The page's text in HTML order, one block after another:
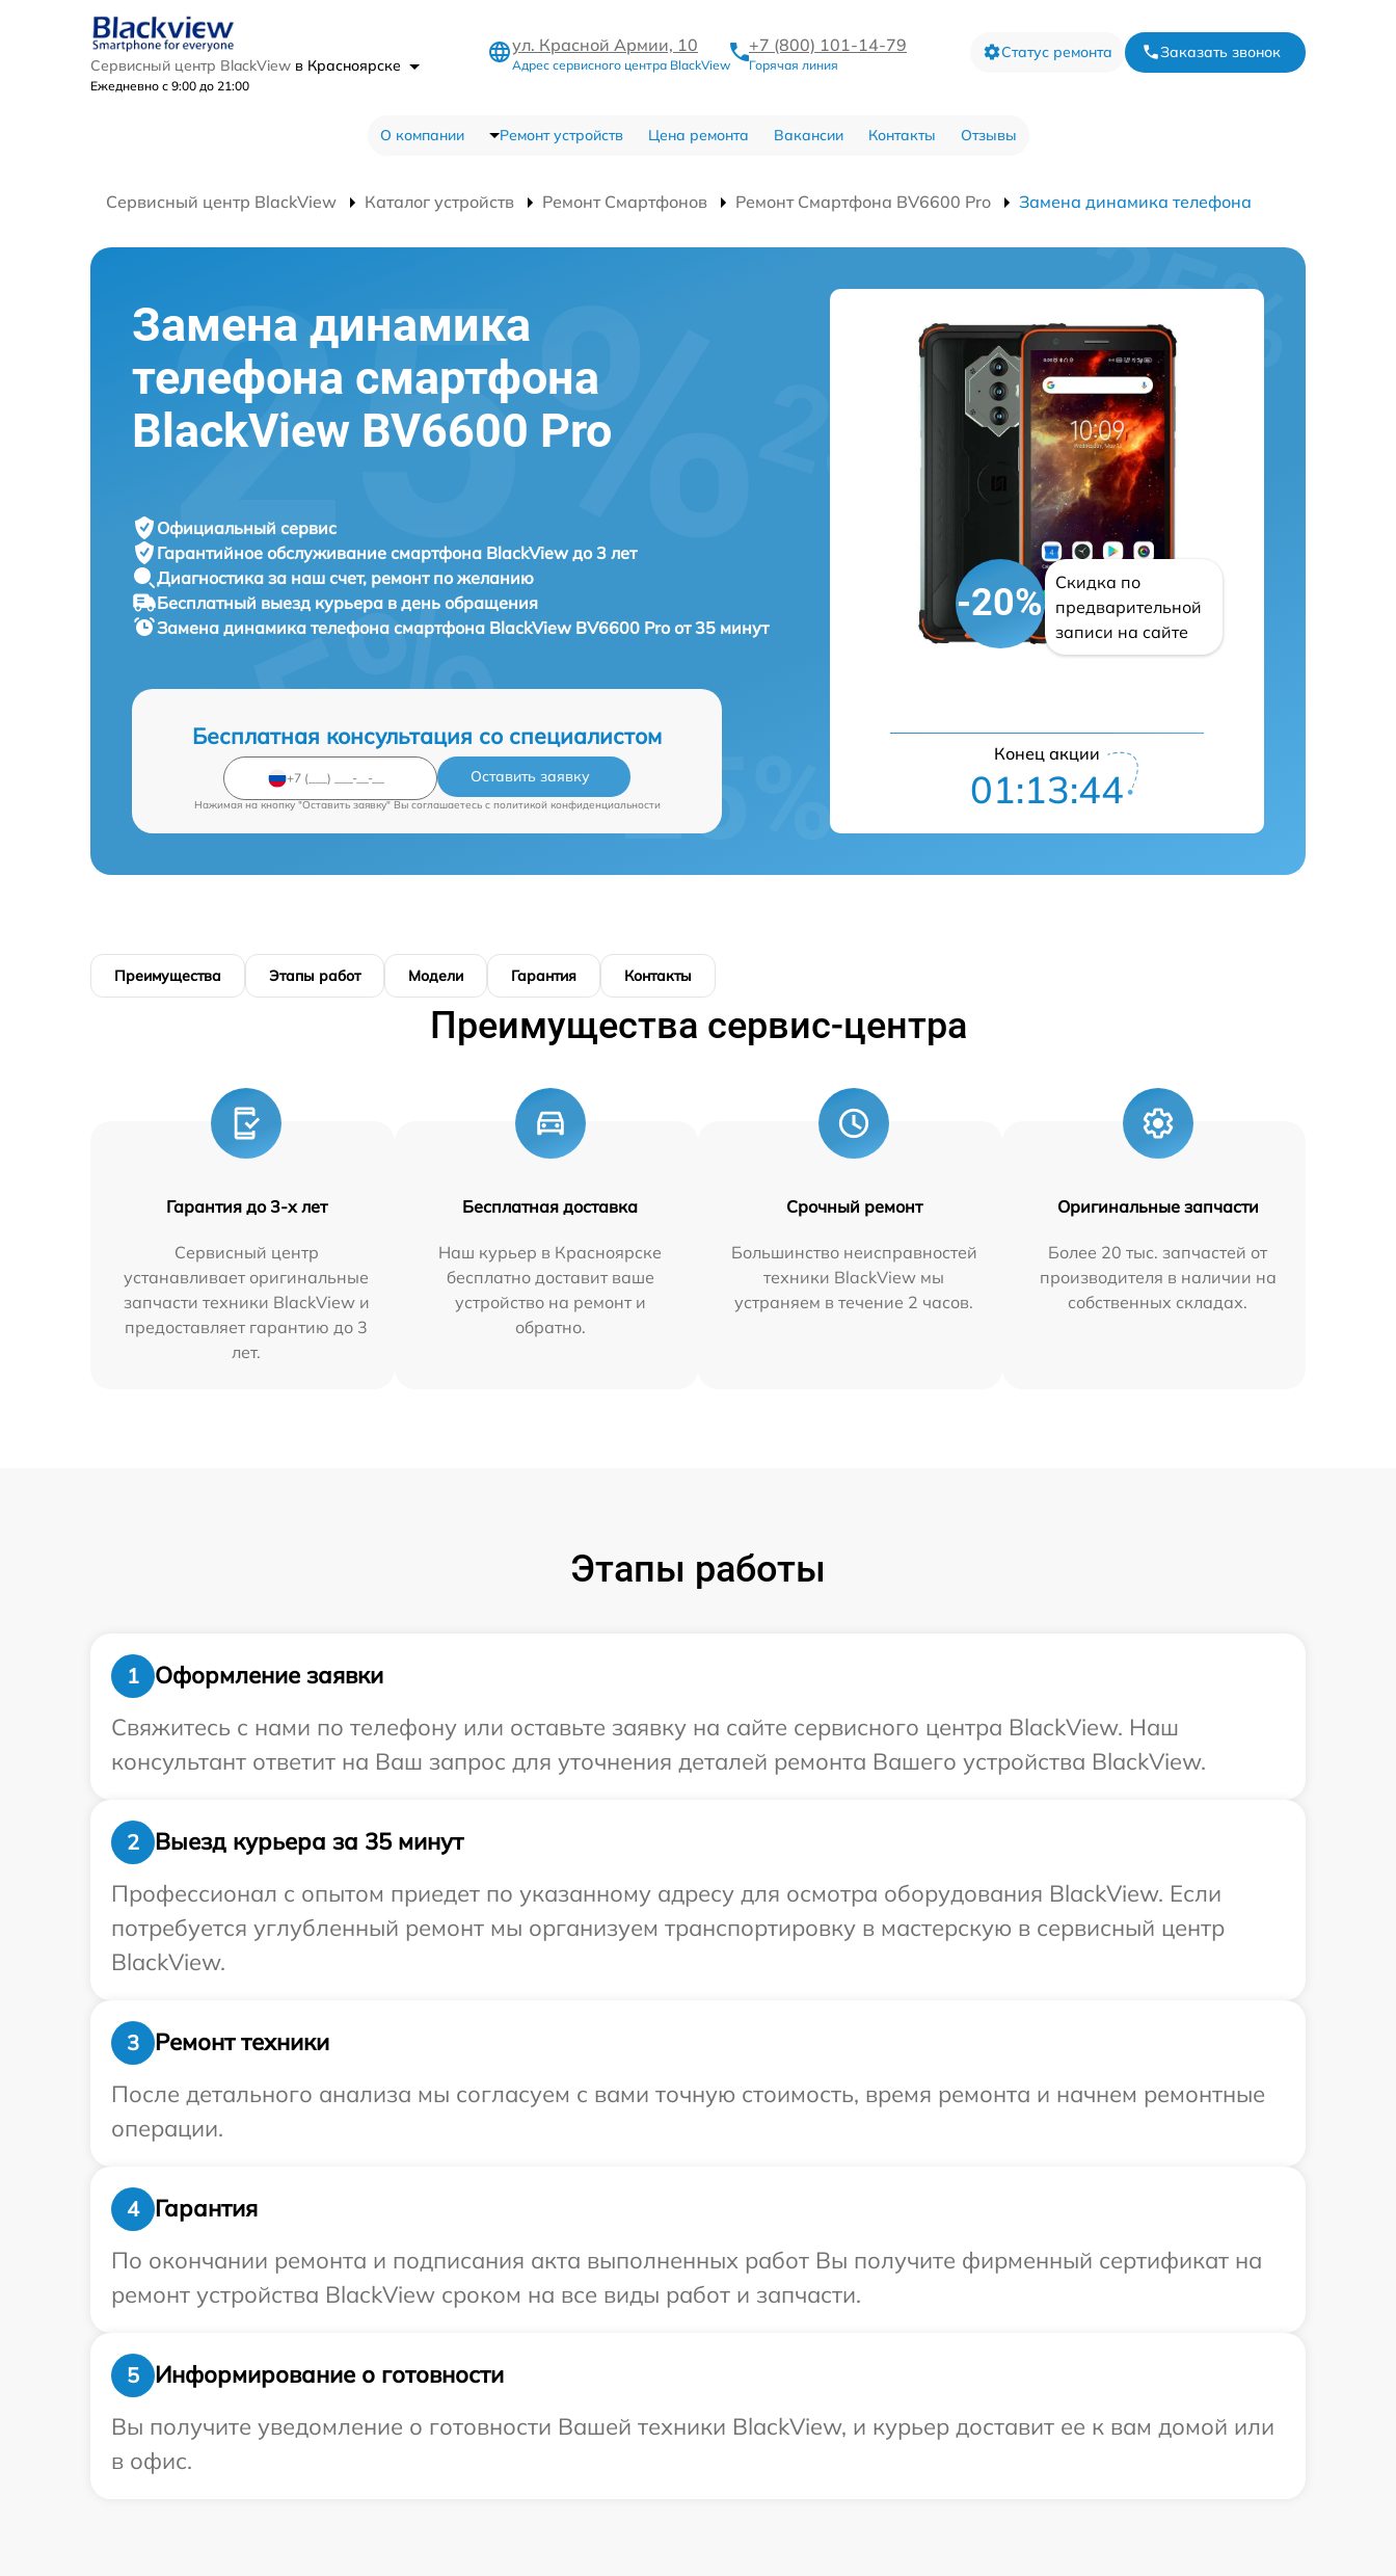
Сервисный центр BlackView в Красноярске
Ежедневно с 9:00 до 21:00
ул. Красной Армии, 10
Адрес сервисного центра BlackView
+7 (800) 101-14-79
Горячая линия
Статус ремонта Заказать звонок
О компании Ремонт устройств Цена ремонта Вакансии Контакты Отзывы
Сервисный центр BlackView Каталог устройств Ремонт Смартфонов Ремонт Смартфона BV6600 Pro Замена динамика телефона
Замена динамика
телефона смартфона
BlackView BV6600 Pro
Официальный сервис
Гарантийное обслуживание смартфона BlackView до 3 лет
Диагностика за наш счет, ремонт по желанию
Бесплатный выезд курьера в день обращения
Замена динамика телефона смартфона BlackView BV6600 Pro от 35 минут
Бесплатная консультация со специалистом
Оставить заявку
Нажимая на кнопку "Оставить заявку" Вы соглашаетесь c политикой конфиденциальности
-20%
Скидка по
предварительной
записи на сайте
Конец акции
01:13:43
Преимущества Этапы работ Модели Гарантия Контакты
Преимущества сервис-центра
Гарантия до 3-х лет
Сервисный центр
устанавливает оригинальные
запчасти техники BlackView и
предоставляет гарантию до 3
лет.
Бесплатная доставка
Наш курьер в Красноярске
бесплатно доставит ваше
устройство на ремонт и
обратно.
Срочный ремонт
Большинство неисправностей
техники BlackView мы
устраняем в течение 2 часов.
Оригинальные запчасти
Более 20 тыс. запчастей от
производителя в наличии на
собственных складах.
Этапы работы
1
Оформление заявки
Свяжитесь с нами по телефону или оставьте заявку на сайте сервисного центра BlackView. Наш
консультант ответит на Ваш запрос для уточнения деталей ремонта Вашего устройства BlackView.
2
Выезд курьера за 35 минут
Профессионал с опытом приедет по указанному адресу для осмотра оборудования BlackView. Если
потребуется углубленный ремонт мы организуем транспортировку в мастерскую в сервисный центр
BlackView.
3
Ремонт техники
После детального анализа мы согласуем с вами точную стоимость, время ремонта и начнем ремонтные
операции.
4
Гарантия
По окончании ремонта и подписания акта выполненных работ Вы получите фирменный сертификат на
ремонт устройства BlackView сроком на все виды работ и запчасти.
5
Информирование о готовности
Вы получите уведомление о готовности Вашей техники BlackView, и курьер доставит ее к вам домой или
в офис.